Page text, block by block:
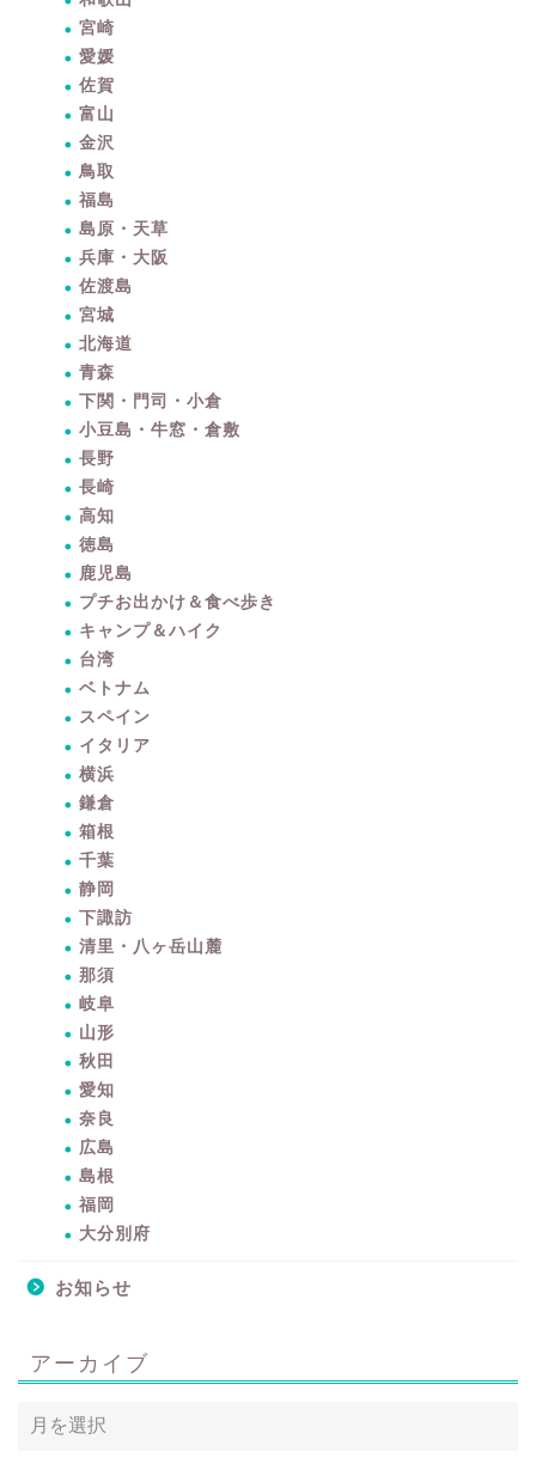
宮崎
愛媛
佐賀
富山
金沢
鳥取
福島
島原・天草
兵庫・大阪
佐渡島
宮城
北海道
青森
下関・門司・小倉
小豆島・牛窓・倉敷
長野
長崎
高知
徳島
鹿児島
プチお出かけ＆食べ歩き
キャンプ＆ハイク
台湾
ベトナム
スペイン
イタリア
横浜
鎌倉
箱根
千葉
静岡
下諏訪
清里・八ヶ岳山麓
那須
岐阜
山形
秋田
愛知
奈良
広島
島根
福岡
大分別府
お知らせ
アーカイブ